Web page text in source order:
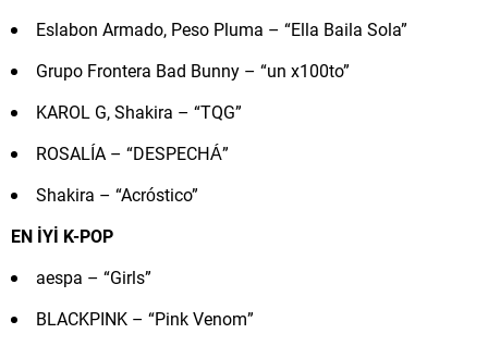
Eslabon Armado, Peso Pluma – “Ella Baila Sola”
Grupo Frontera Bad Bunny – “un x100to”
KAROL G, Shakira – “TQG”
ROSALÍA – “DESPECHÁ”
Shakira – “Acróstico”
EN İYİ K-POP
aespa – “Girls”
BLACKPINK – “Pink Venom”